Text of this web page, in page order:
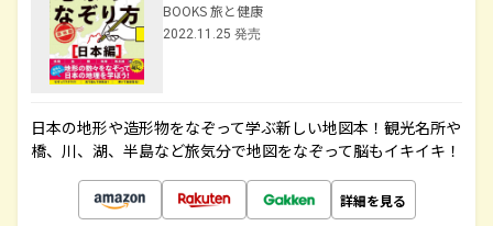
BOOKS 旅と健康
2022.11.25 発売
日本の地形や造形物をなぞって学ぶ新しい地図本！観光名所や
橋、川、湖、半島など旅気分で地図をなぞって脳もイキイキ！
詳細を見る